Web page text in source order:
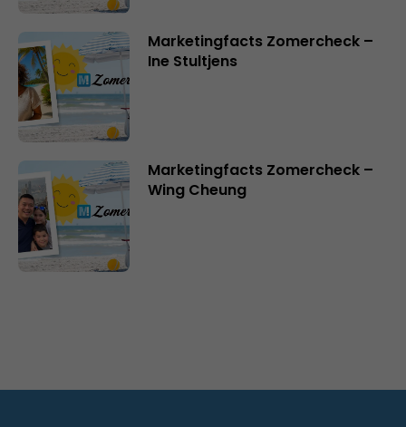
Marketingfacts Zomercheck –
Ine Stultjens
Marketingfacts Zomercheck –
Wing Cheung